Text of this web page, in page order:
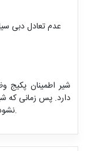
عدم تعادل دبی
شیر اطمینان پکیج
دارد. پس زمانی که
نشود، آسیب‌های جدی زیادی را به دستگاه وارد می‌کند.